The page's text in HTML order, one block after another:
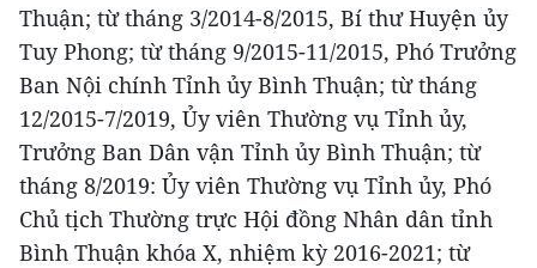
Thuận; từ tháng 3/2014-8/2015, Bí thư Huyện ủy
Tuy Phong; từ tháng 9/2015-11/2015, Phó Trưởng
Ban Nội chính Tỉnh ủy Bình Thuận; từ tháng
12/2015-7/2019, Ủy viên Thường vụ Tỉnh ủy,
Trưởng Ban Dân vận Tỉnh ủy Bình Thuận; từ
tháng 8/2019: Ủy viên Thường vụ Tỉnh ủy, Phó
Chủ tịch Thường trực Hội đồng Nhân dân tỉnh
Bình Thuận khóa X, nhiệm kỳ 2016-2021; từ